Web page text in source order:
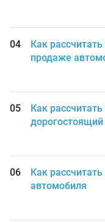
Как
продаже
Как
Как
автомобиля